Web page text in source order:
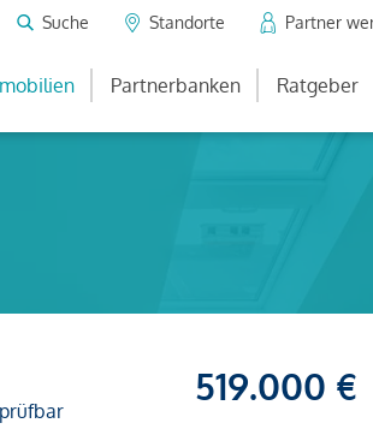
Suche Standorte Partner
Partnerbanken Ratgeber
519.000 €